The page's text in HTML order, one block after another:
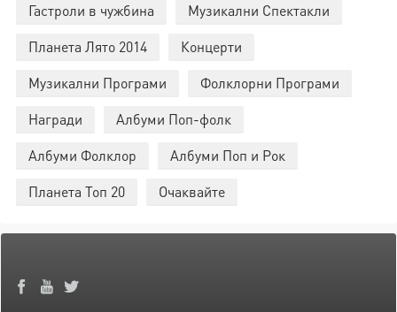
Гастроли в чужбина
Музикални Спектакли
Планета Лято 2014
Концерти
Музикални Програми
Фолклорни Програми
Награди
Албуми Поп-фолк
Албуми Фолклор
Албуми Поп и Рок
Планета Топ 20
Очаквайте